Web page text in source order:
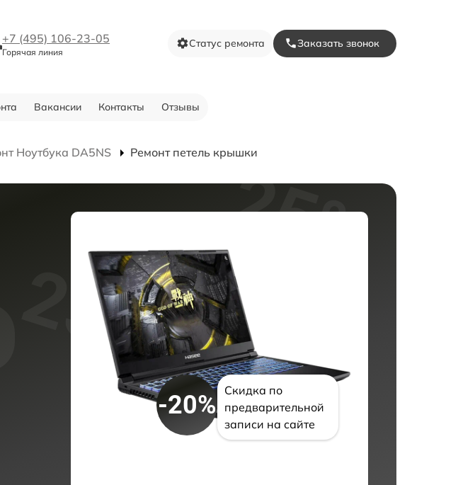
+7 (495) 106-23-05
Горячая линия
Статус ремонта Заказать звонок
Вакансии Контакты Отзывы
Ноутбука DA5NS Ремонт петель крышки
-20%
Скидка по
предварительной
записи на сайте